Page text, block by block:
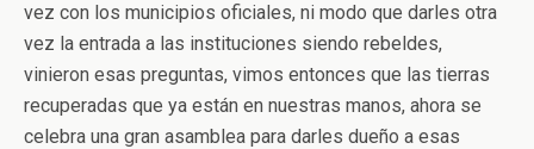
vez con los municipios oficiales, ni modo que darles otra
vez la entrada a las instituciones siendo rebeldes,
vinieron esas preguntas, vimos entonces que las tierras
recuperadas que ya están en nuestras manos, ahora se
celebra una gran asamblea para darles dueño a esas